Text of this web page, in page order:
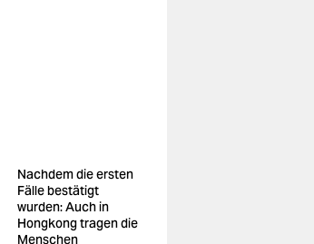
Nachdem die ersten
Fälle bestätigt
wurden: Auch in
Hongkong tragen die
Menschen